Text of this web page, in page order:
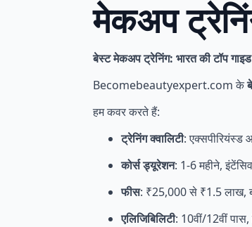
मेकअप
बेस्ट मेकअप ट्रेनिंग: भारत की टॉप गाइड
Becomebeautyexpert.com के
हम कवर करते हैं:
ट्रेनिंग क्वालिटी: एक्सपीरियंस्ड
कोर्स ड्यूरेशन: 1-6 महीने,
फीस: ₹25,000 से ₹1.5 लाख,
एलिजिबिलिटी: 10वीं/12वीं पास,